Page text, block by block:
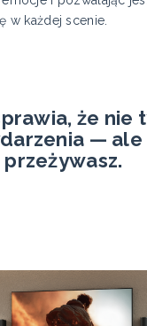
w każdej scenie.
że nie
— ale